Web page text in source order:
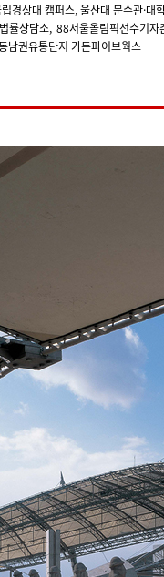
경상대 캠퍼스, 울산대 문수관·대
률상담소, 88서울올림픽선수기
남권유통단지 가든파이브웍스